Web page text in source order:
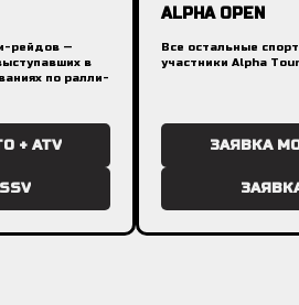
рейдов —
в
по ралли-
+ ATV
ALPHA OPEN
Все остальные
участники Alpha
ЗАЯВКА